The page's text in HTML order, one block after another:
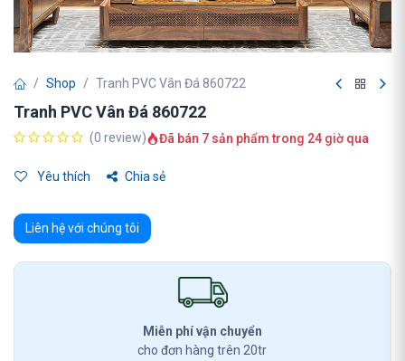
Shop Tranh PVC Vân Đá 860722
Tranh PVC Vân Đá 860722
(0 review) Đã bán 7 sản phẩm trong 24 giờ qua
Yêu thích Chia sẻ
Liên hệ với chúng tôi
Miễn phí vận chuyển
cho đơn hàng trên 20tr